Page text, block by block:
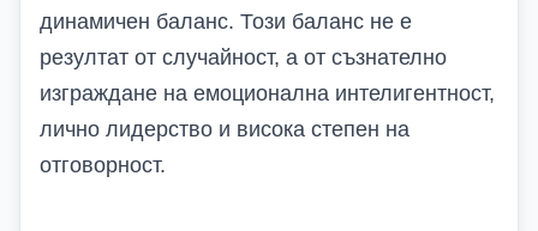
динамичен баланс. Този баланс не е
резултат от случайност, а от съзнателно
изграждане на емоционална интелигентност,
лично лидерство и висока степен на
отговорност.